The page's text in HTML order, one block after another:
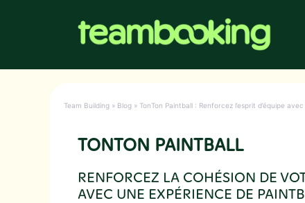
Team Building » Blog » TonTon Paintball : Renforcez l’esprit d’équipe
TONTON PAINTBALL
RENFORCEZ LA COHÉSION DE
AVEC UNE EXPÉRIENCE DE